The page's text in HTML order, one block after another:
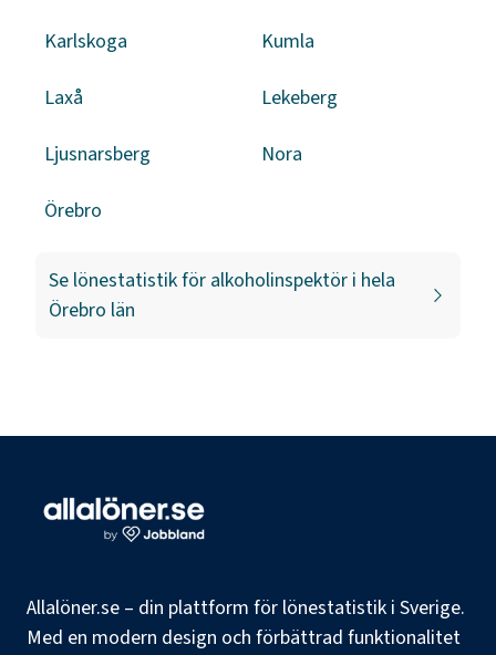
Karlskoga Kumla
Laxå Lekeberg
Ljusnarsberg Nora
Örebro
Se lönestatistik för alkoholinspektör i hela
Örebro län
Allalöner.se – din plattform för lönestatistik i Sverige.
Med en modern design och förbättrad funktionalitet